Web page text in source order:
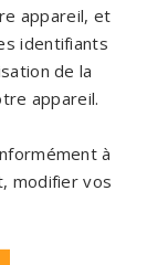
→
→
→
appareil, et
identifiants
de la
appareil.
à
modifier vos